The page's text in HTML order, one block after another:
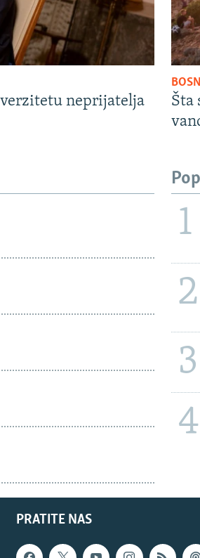
neprijatelja
Šta
1
2
3
4
PRATITE NAS